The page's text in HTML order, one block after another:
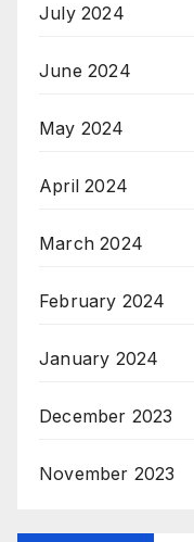
July 2024
June 2024
May 2024
April 2024
March 2024
February 2024
January 2024
December 2023
November 2023